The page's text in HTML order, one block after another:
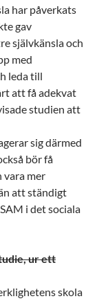
har påverkats
gav
självkänsla och
med
leda till
att få adekvat
studien att
sig därmed
bör få
vara mer
att ständigt
i det sociala
ur ett
skola